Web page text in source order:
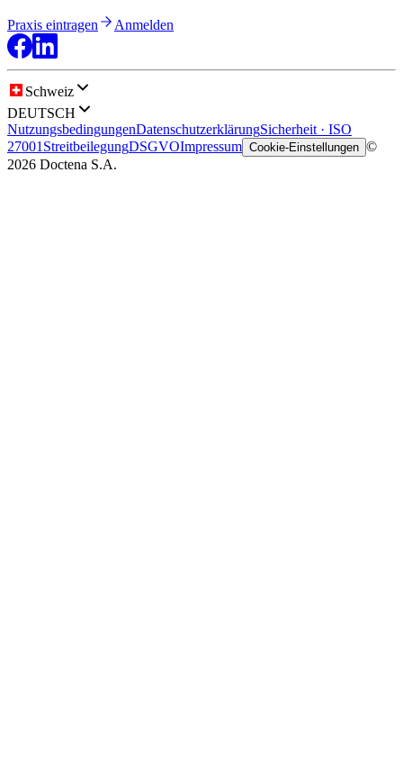
Praxis eintragen Anmelden
Schweiz
DEUTSCH
NutzungsbedingungenDatenschutzerklärungSicherheit · ISO
27001 StreitbeilegungDSGVOImpressum Cookie-Einstellungen ©
2026 Doctena S.A.